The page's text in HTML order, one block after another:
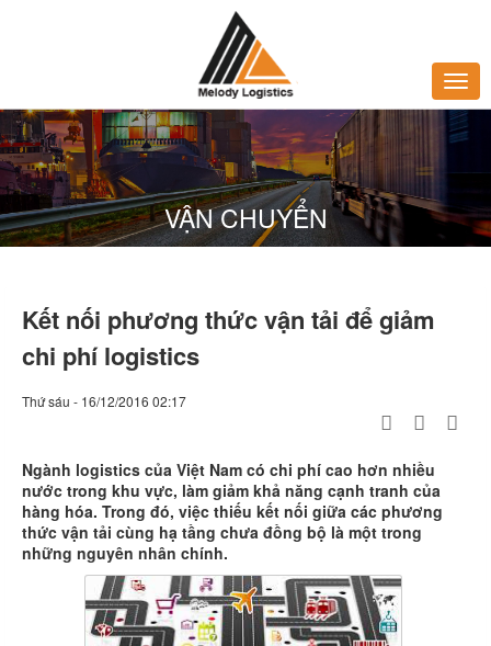
VẬN CHUYỂN
Kết nối phương thức vận tải để giảm
chi phí logistics
Thứ sáu - 16/12/2016 02:17
Ngành logistics của Việt Nam có chi phí cao hơn nhiều
nước trong khu vực, làm giảm khả năng cạnh tranh của
hàng hóa. Trong đó, việc thiếu kết nối giữa các phương
thức vận tải cùng hạ tầng chưa đồng bộ là một trong
những nguyên nhân chính.